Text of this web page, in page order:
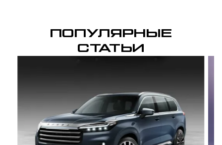
ПОПУЛЯРНЫЕ
СТАТЬИ